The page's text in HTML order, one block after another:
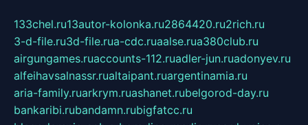
133chel.ru13autor-kolonka.ru2864420.ru2rich.ru
3-d-file.ru3d-file.rua-cdc.ruaalse.rua380club.ru
airgungames.ruaccounts-112.ruadler-jun.ruadonyev.ru
alfeihavsalnassr.rualtaipant.ruargentinamia.ru
aria-family.ruarkrym.ruashanet.rubelgorod-day.ru
bankaribi.rubandamn.rubigfatcc.ru